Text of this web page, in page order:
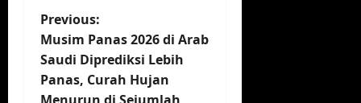
P
o
s
Previous:
Musim Panas 2026 di Arab
Saudi Diprediksi Lebih
Panas, Curah Hujan